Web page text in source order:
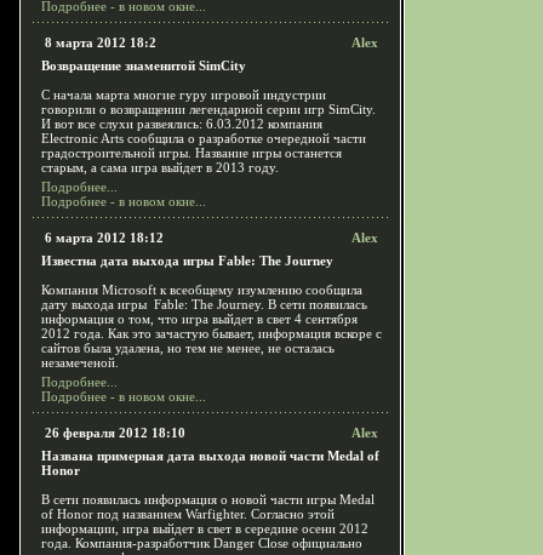
Подробнее - в новом окне...
8 марта 2012 18:2
Alex
Возвращение знаменитой SimCity
С начала марта многие гуру игровой индустрии
говорили о возвращении легендарной серии игр SimCity.
И вот все слухи развеялись: 6.03.2012 компания
Electronic Arts сообщила о разработке очередной части
градостроительной игры. Название игры останется
старым, а сама игра выйдет в 2013 году.
Подробнее...
Подробнее - в новом окне...
6 марта 2012 18:12
Alex
Известна дата выхода игры Fable: The Journey
Компания Microsoft к всеобщему изумлению сообщила
дату выхода игры Fable: The Journey. В сети появилась
информация о том, что игра выйдет в свет 4 сентября
2012 года. Как это зачастую бывает, информация вскоре с
сайтов была удалена, но тем не менее, не осталась
незамеченой.
Подробнее...
Подробнее - в новом окне...
26 февраля 2012 18:10
Alex
Названа примерная дата выхода новой части Medal of
Honor
В сети появилась информация о новой части игры Medal
of Honor под названием Warfighter. Согласно этой
информации, игра выйдет в свет в середине осени 2012
года. Компания-разработчик Danger Close официально